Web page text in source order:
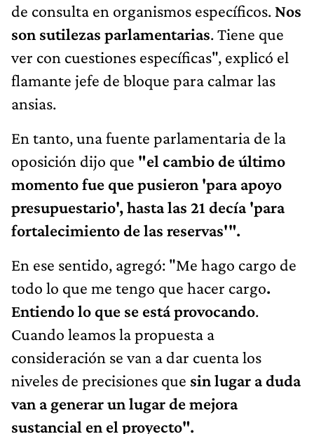
de consulta en organismos específicos. Nos
son sutilezas parlamentarias. Tiene que
ver con cuestiones específicas", explicó el
flamante jefe de bloque para calmar las
ansias.
En tanto, una fuente parlamentaria de la
oposición dijo que "el cambio de último
momento fue que pusieron 'para apoyo
presupuestario', hasta las 21 decía 'para
fortalecimiento de las reservas'".
En ese sentido, agregó: "Me hago cargo de
todo lo que me tengo que hacer cargo.
Entiendo lo que se está provocando.
Cuando leamos la propuesta a
consideración se van a dar cuenta los
niveles de precisiones que sin lugar a duda
van a generar un lugar de mejora
sustancial en el proyecto".